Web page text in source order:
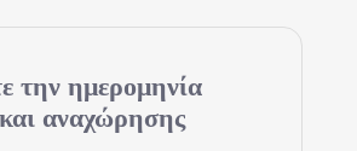
την ημερομηνία
αναχώρησης